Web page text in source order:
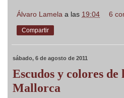
Álvaro Lamela a las 19:04 6
Compartir
sábado, 6 de agosto de 2011
Escudos y colores
Mallorca